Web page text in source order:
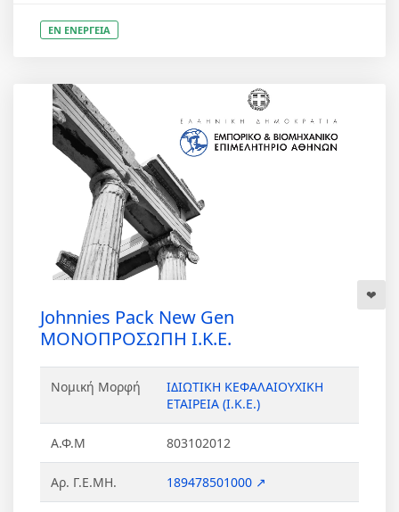
ΕΝ ΕΝΕΡΓΕΙΑ
Johnnies Pack New Gen
ΜΟΝΟΠΡΟΣΩΠΗ Ι.Κ.Ε.
Νομική Μορφή
ΙΔΙΩΤΙΚΗ ΚΕΦΑΛΑΙΟΥΧΙΚΗ
ΕΤΑΙΡΕΙΑ (Ι.Κ.Ε.)
Α.Φ.Μ 803102012
Αρ. Γ.Ε.ΜΗ. 189478501000 ↗